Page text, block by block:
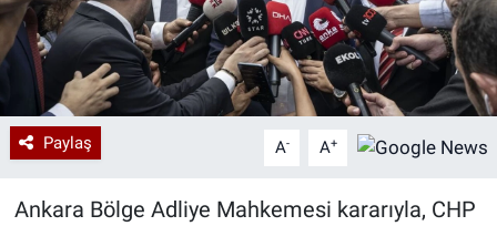
Paylaş A- A+
Ankara Bölge Adliye Mahkemesi kararıyla, CHP
Kadın
Erişim Bilgileri
Sağlık